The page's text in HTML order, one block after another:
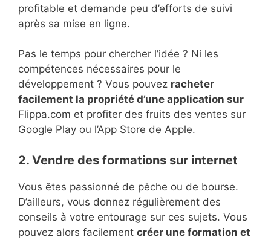
profitable et demande peu d’efforts de suivi
après sa mise en ligne.
Pas le temps pour chercher l’idée ? Ni les
compétences nécessaires pour le
développement ? Vous pouvez racheter
facilement la propriété d’une application sur
Flippa.com et profiter des fruits des ventes sur
Google Play ou l’App Store de Apple.
2. Vendre des formations sur internet
Vous êtes passionné de pêche ou de bourse.
D’ailleurs, vous donnez régulièrement des
conseils à votre entourage sur ces sujets. Vous
pouvez alors facilement créer une formation et